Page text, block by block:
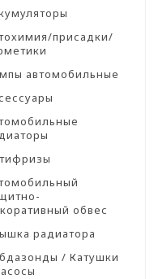
присадки/
автомобильные
обвес
радиатора
/ Катушки